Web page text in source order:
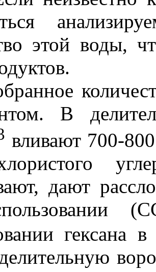
этой воды,
В
вливают 700-
дают
(
гексана